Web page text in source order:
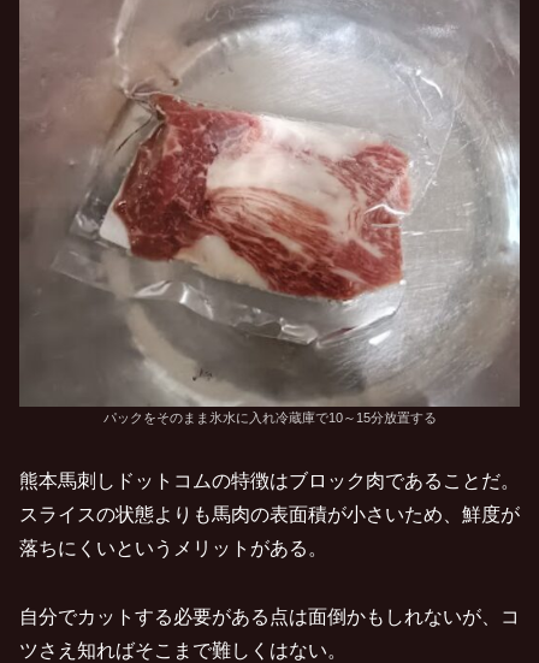
パックをそのまま氷水に入れ冷蔵庫で10～15分放置する
熊本馬刺しドットコムの特徴はブロック肉であることだ。
スライスの状態よりも馬肉の表面積が小さいため、鮮度が
落ちにくいというメリットがある。
自分でカットする必要がある点は面倒かもしれないが、コ
ツさえ知ればそこまで難しくはない。